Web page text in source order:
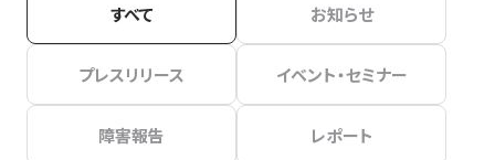
すべて お知らせ
プレスリリース イベント・セミナー
障害報告 レポート